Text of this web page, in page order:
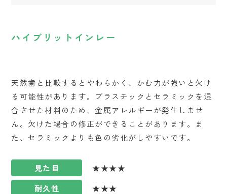
ハイブリットインレー
天然歯と比較するとやわらかく、かむ力が強いと欠け
る可能性があります。プラスチックとセラミックを混
合させた材料のため、金属アレルギーが発生しませ
ん。欠けた場合の修正ができることがあります。ま
た、セラミックよりも色の劣化がしやすいです。
見た目
★★★★
耐久性
★★★